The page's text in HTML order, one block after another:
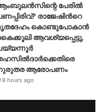
പേരിൽ
രാജേഷിന്‍റെ
കൊണ്ടുപോകാൻ
ആവശ്യപ്പെട്ടു,
ആരോപണം
8 hours ago